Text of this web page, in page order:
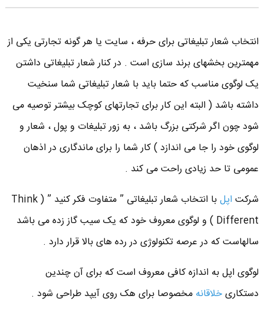
انتخاب شعار تبلیغاتی برای حرفه ، سایت یا هر گونه تجارتی یکی از
مهمترین بخشهای برند سازی است . در کنار شعار تبلیغاتی داشتن
یک لوگوی مناسب که حتما باید با شعار تبلیغاتی شما سنخیت
داشته باشد ( البته این کار برای تجارتهای کوچک بیشتر توصیه می
شود چون اگر شرکتی بزرگ باشد ، به زور تبلیغات و پول ، شعار و
لوگوی خود را جا می اندازد ) کار شما را برای ماندگاری در اذهان
عمومی تا حد زیادی راحت می کند .
شرکت اپل
با انتخاب شعار تبلیغاتی ” متفاوت فکر کنید ” ( Think
Different ) و لوگوی معروف خود که یک سیب گاز زده می باشد
سالهاست که در عرصه تکنولوژی در رده های بالا قرار دارد .
لوگوی اپل به اندازه کافی معروف است که برای آن چندین
دستکاریخلاقانه مخصوصا برای هک روی آیپد طراحی شود .